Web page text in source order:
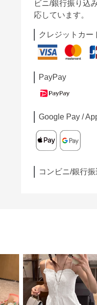
ビニ/銀行振り込
応しています。
クレジットカー
PayPay
Google Pay /
コンビニ/銀行振